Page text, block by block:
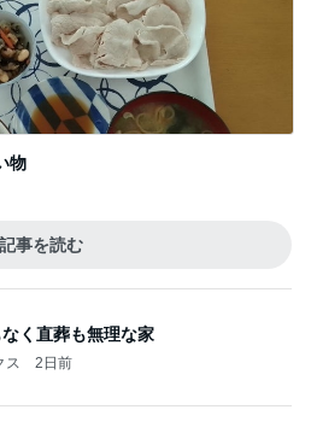
物
記事を読む
く直葬も無理な家
ス 2日前